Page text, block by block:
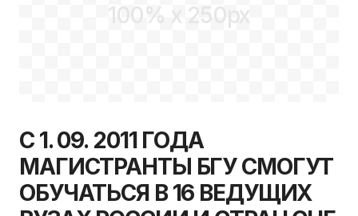
100% x 250px
С 1. 09. 2011 ГОДА
МАГИСТРАНТЫ БГУ СМОГУТ
ОБУЧАТЬСЯ В 16 ВЕДУЩИХ